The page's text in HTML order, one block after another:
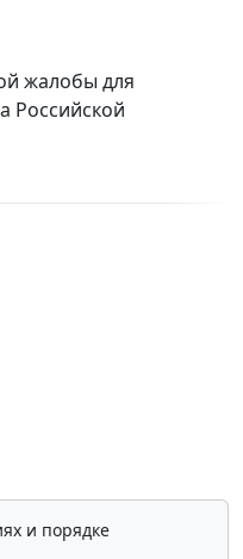
жалобы для
Российской
и порядке